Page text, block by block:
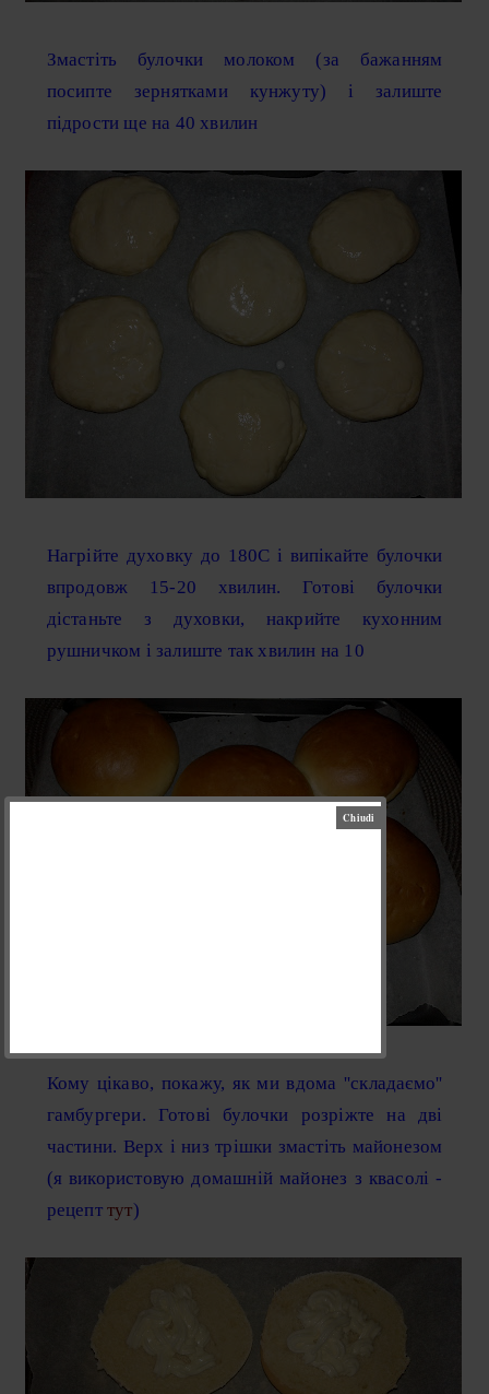
Змастіть булочки молоком (за бажанням
посипте зернятками кунжуту) і залиште
підрости ще на 40 хвилин
Нагрійте духовку до 180С і випікайте булочки
впродовж 15-20 хвилин. Готові булочки
дістаньте з духовки, накрийте кухонним
рушничком і залиште так хвилин на 10
Кому цікаво, покажу, як ми вдома ''складаємо''
гамбургери. Готові булочки розріжте на дві
частини. Верх і низ трішки змастіть майонезом
(я використовую домашній майонез з квасолі -
рецепт тут)